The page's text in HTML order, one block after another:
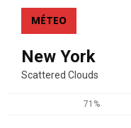
MÉTEO
New York
Scattered Clouds
71%